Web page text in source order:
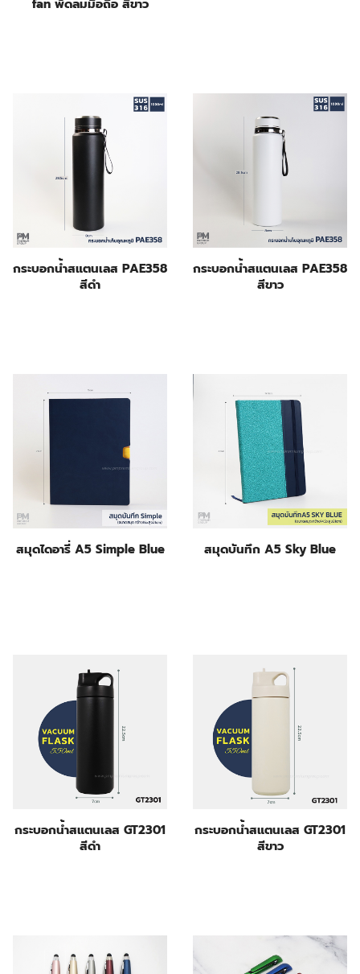
fan พัดลมมือถือ สีขาว
กระบอกน้ำสแตนเลส PAE358
สีดำ
กระบอกน้ำสแตนเลส PAE358
สีขาว
สมุดไดอารี่ A5 Simple Blue สมุดบันทึก A5 Sky Blue
กระบอกน้ำสแตนเลส GT2301
สีดำ
กระบอกน้ำสแตนเลส GT2301
สีขาว